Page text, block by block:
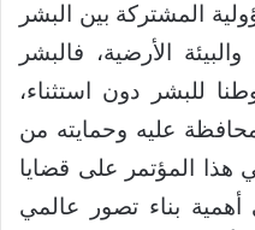
المشتركة بين البشر
الأرضية، فالبشر
للبشر دون استثناء،
عليه وحمايته من
هذا المؤتمر على قضايا
أهمية بناء تصور عالمي